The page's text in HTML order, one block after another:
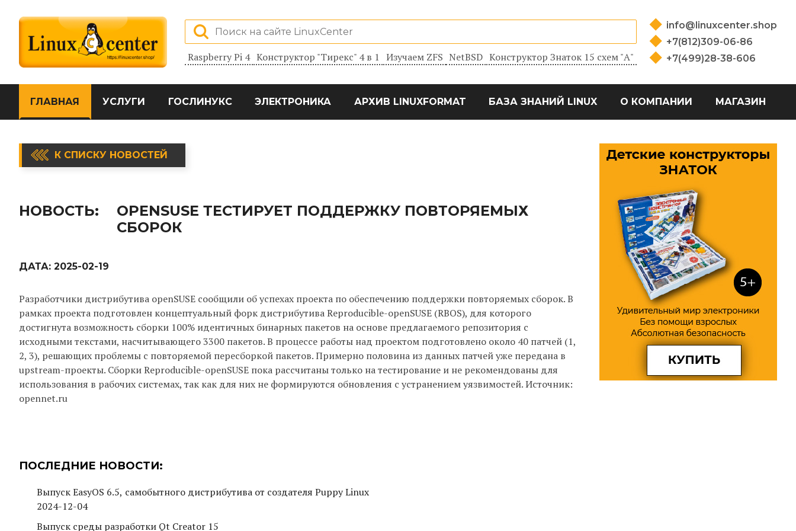
Raspberry Pi 4 Конструктор "Тирекс" 4 в 1 Изучаем ZFS NetBSD Конструктор Знаток 15 схем "А"
info@linuxcenter.shop
+7(812)309-06-86
+7(499)28-38-606
ГЛАВНАЯ УСЛУГИ ГОСЛИНУКС ЭЛЕКТРОНИКА АРХИВ LINUXFORMAT БАЗА ЗНАНИЙ LINUX О КОМПАНИИ МАГАЗИН
К СПИСКУ НОВОСТЕЙ
НОВОСТЬ:
OPENSUSE ТЕСТИРУЕТ ПОДДЕРЖКУ ПОВТОРЯЕМЫХ
СБОРОК
ДАТА: 2025-02-19
Разработчики дистрибутива openSUSE сообщили об успехах проекта по обеспечению поддержки повторяемых сборок. В
рамках проекта подготовлен концептуальный форк дистрибутива Reproducible-openSUSE (RBOS), для которого
достигнута возможность сборки 100% идентичных бинарных пакетов на основе предлагаемого репозитория с
исходными текстами, насчитывающего 3300 пакетов. В процессе работы над проектом подготовлено около 40 патчей (1,
2, 3), решающих проблемы с повторяемой пересборкой пакетов. Примерно половина из данных патчей уже передана в
upstream-проекты. Сборки Reproducible-openSUSE пока рассчитаны только на тестирование и не рекомендованы для
использования в рабочих системах, так как для них не формируются обновления с устранением уязвимостей. Источник:
opennet.ru
ПОСЛЕДНИЕ НОВОСТИ:
Выпуск EasyOS 6.5, самобытного дистрибутива от создателя Puppy Linux
2024-12-04
Выпуск среды разработки Qt Creator 15